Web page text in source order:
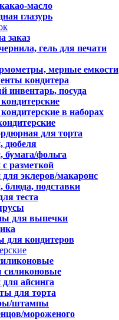
масло
глазурь
заказ
гель для печати
мерные емкости
кондитера
инвентарь, посуда
в наборах
для торта
дюбеля
бумага/фольга
разметкой
эклеров/макаронс
блюда, подставки
теста
для выпечки
для кондитеров
силиконовые
айсинга
для торта
штампы
мороженого